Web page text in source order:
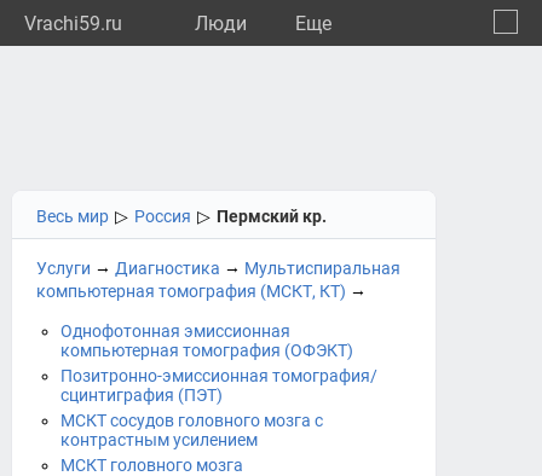
Vrachi59.ru Люди Eще
Весь мир ▷ Россия ▷ Пермский кр.
Услуги → Диагностика → Мультиспиральная
компьютерная томография (МСКТ, КТ) →
Однофотонная эмиссионная
компьютерная томография (ОФЭКТ)
Позитронно-эмиссионная томография/
сцинтиграфия (ПЭТ)
МСКТ сосудов головного мозга с
контрастным усилением
МСКТ головного мозга